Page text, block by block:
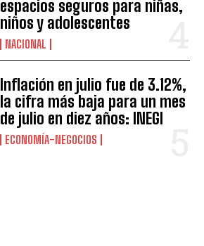
espacios seguros para niñas,
niños y adolescentes
NACIONAL
Inflación en julio fue de 3.12%,
la cifra más baja para un mes
de julio en diez años: INEGI
ECONOMÍA-NEGOCIOS